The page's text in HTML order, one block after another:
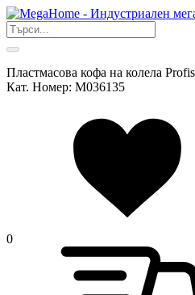
Пластмасова кофа на колела
Кат. Номер: M036135
0